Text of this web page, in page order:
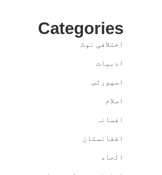
Categories
اختلافی نوٹ
ادبیات
اسپورٹس
اسلام
افسانہ
افغانستان
الحاد